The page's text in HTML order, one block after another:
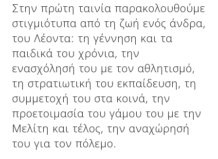
Στην πρώτη ταινία παρακολουθούμε
στιγμιότυπα από τη ζωή ενός άνδρα,
του Λέοντα: τη γέννηση και τα
παιδικά του χρόνια, την
ενασχόλησή του με τον αθλητισμό,
τη στρατιωτική του εκπαίδευση, τη
συμμετοχή του στα κοινά, την
προετοιμασία του γάμου του με την
Μελίτη και τέλος, την αναχώρησή
του για τον πόλεμο.